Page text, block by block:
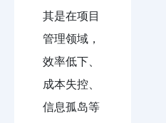
其是在项目
管理领域，
效率低下、
成本失控、
信息孤岛等